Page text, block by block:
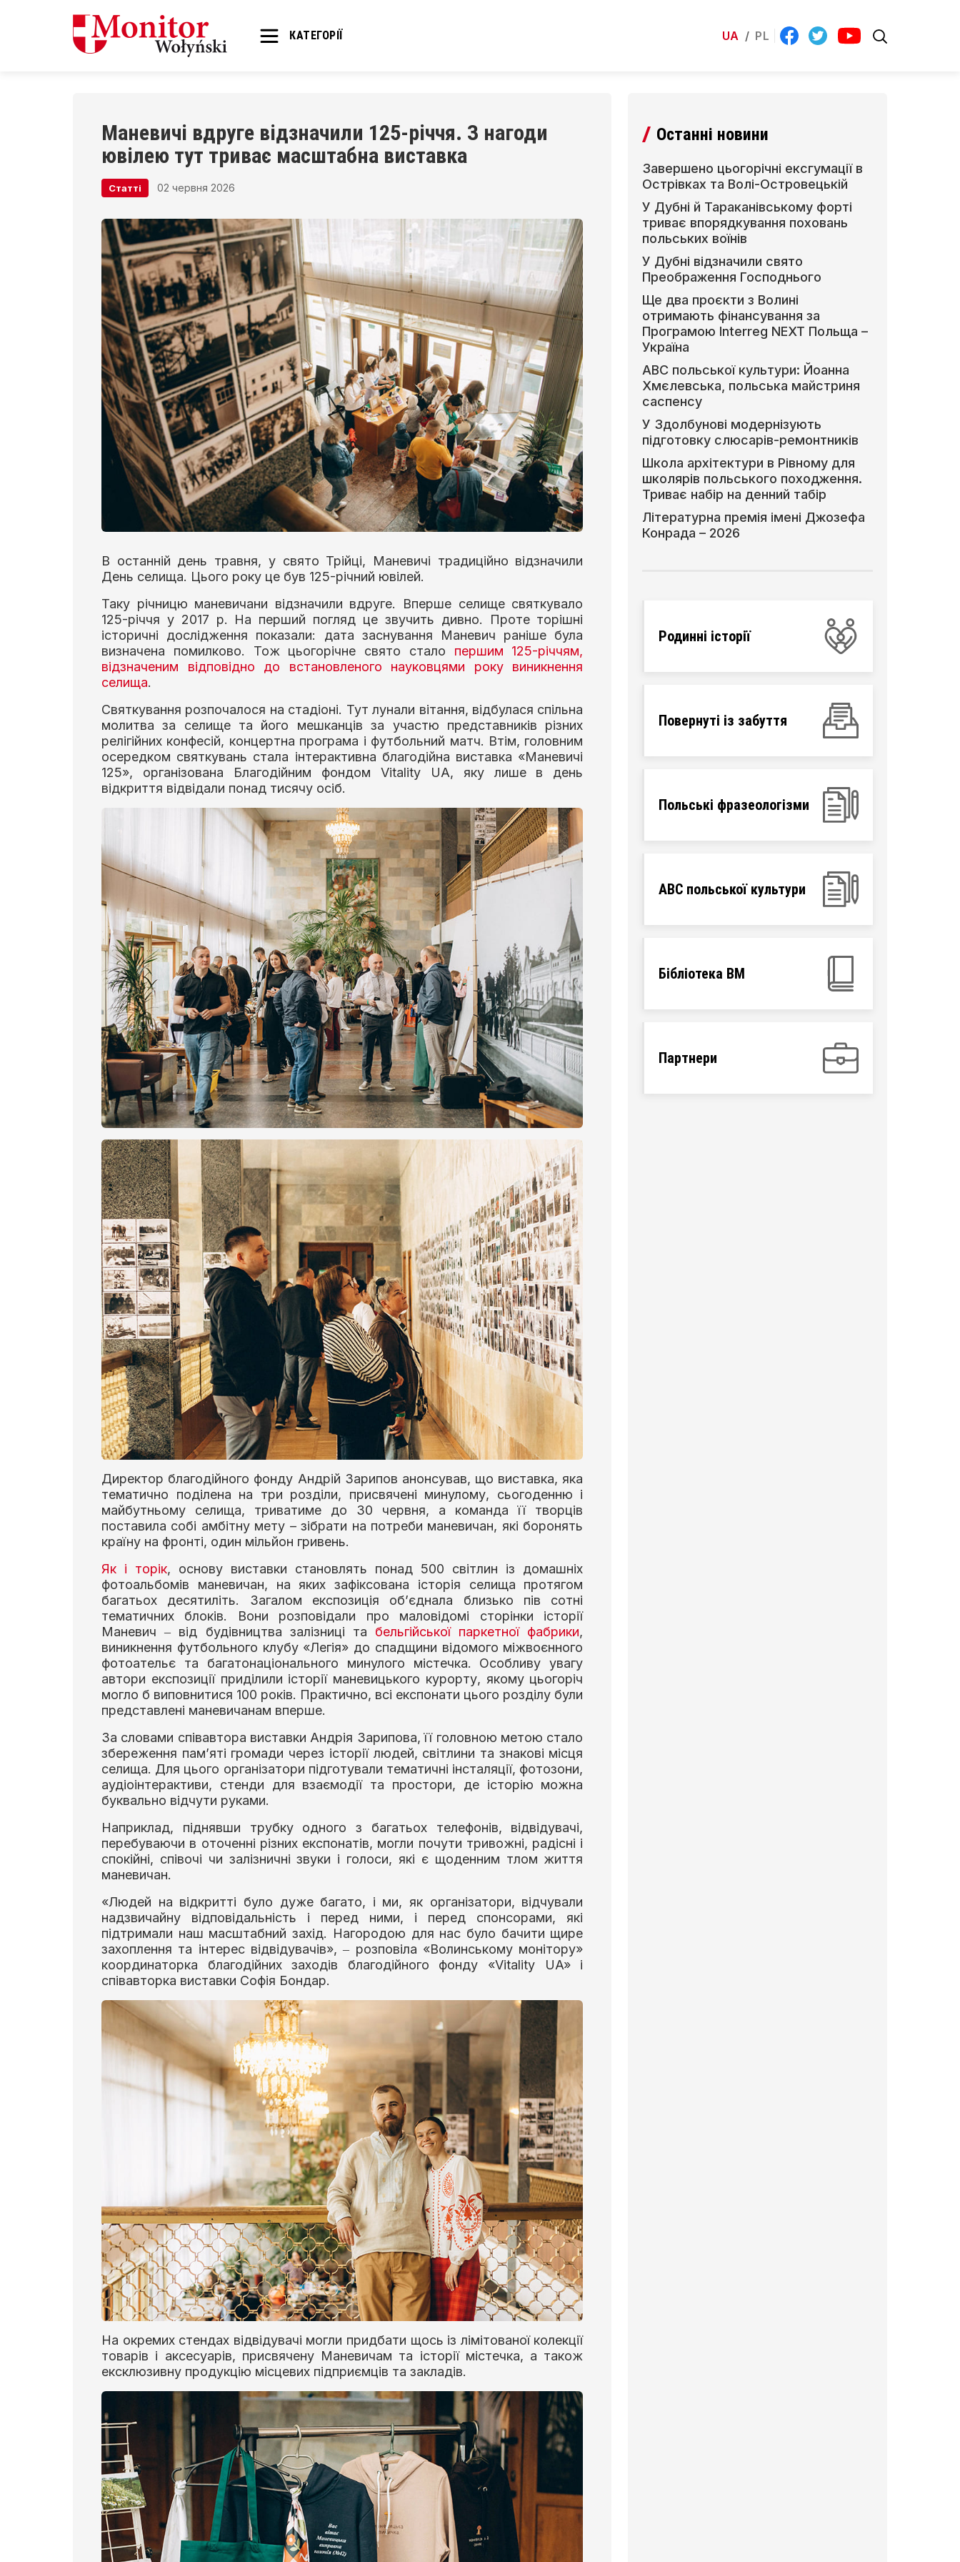
КАТЕГОРІЇ UA / PL
Маневичі вдруге відзначили 125-річчя. З нагоди
ювілею тут триває масштабна виставка
Статті 02 червня 2026
В останній день травня, у свято Трійці, Маневичі традиційно відзначили
День селища. Цього року це був 125-річний ювілей.
Таку річницю маневичани відзначили вдруге. Вперше селище святкувало
125-річчя у 2017 р. На перший погляд це звучить дивно. Проте торішні
історичні дослідження показали: дата заснування Маневич раніше була
визначена помилково. Тож цьогорічне свято стало першим 125-річчям,
відзначеним відповідно до встановленого науковцями року виникнення
селища.
Святкування розпочалося на стадіоні. Тут лунали вітання, відбулася спільна
молитва за селище та його мешканців за участю представників різних
релігійних конфесій, концертна програма і футбольний матч. Втім, головним
осередком святкувань стала інтерактивна благодійна виставка «Маневичі
125», організована Благодійним фондом Vitality UA, яку лише в день
відкриття відвідали понад тисячу осіб.
Директор благодійного фонду Андрій Зарипов анонсував, що виставка, яка
тематично поділена на три розділи, присвячені минулому, сьогоденню і
майбутньому селища, триватиме до 30 червня, а команда її творців
поставила собі амбітну мету – зібрати на потреби маневичан, які боронять
країну на фронті, один мільйон гривень.
Як і торік, основу виставки становлять понад 500 світлин із домашніх
фотоальбомів маневичан, на яких зафіксована історія селища протягом
багатьох десятиліть. Загалом експозиція об’єднала близько пів сотні
тематичних блоків. Вони розповідали про маловідомі сторінки історії
Маневич ‒ від будівництва залізниці та бельгійської паркетної фабрики,
виникнення футбольного клубу «Легія» до спадщини відомого міжвоєнного
фотоательє та багатонаціонального минулого містечка. Особливу увагу
автори експозиції приділили історії маневицького курорту, якому цьогоріч
могло б виповнитися 100 років. Практично, всі експонати цього розділу були
представлені маневичанам вперше.
За словами співавтора виставки Андрія Зарипова, її головною метою стало
збереження пам’яті громади через історії людей, світлини та знакові місця
селища. Для цього організатори підготували тематичні інсталяції, фотозони,
аудіоінтерактиви, стенди для взаємодії та простори, де історію можна
буквально відчути руками.
Наприклад, піднявши трубку одного з багатьох телефонів, відвідувачі,
перебуваючи в оточенні різних експонатів, могли почути тривожні, радісні i
спокійні, співочі чи залізничні звуки і голоси, які є щоденним тлом життя
маневичан.
«Людей на відкритті було дуже багато, і ми, як організатори, відчували
надзвичайну відповідальність і перед ними, і перед спонсорами, які
підтримали наш масштабний захід. Нагородою для нас було бачити щире
захоплення та інтерес відвідувачів», ‒ розповіла «Волинському монітору»
координаторка благодійних заходів благодійного фонду «Vitality UA» і
співавторка виставки Софія Бондар.
На окремих стендах відвідувачі могли придбати щось із лімітованої колекції
товарів і аксесуарів, присвячену Маневичам та історії містечка, а також
ексклюзивну продукцію місцевих підприємців та закладів.
Останні новини
Завершено цьогорічні ексгумації в
Острівках та Волі-Островецькій
У Дубні й Тараканівському форті
триває впорядкування поховань
польських воїнів
У Дубні відзначили свято
Преображення Господнього
Ще два проєкти з Волині
отримають фінансування за
Програмою Interreg NEXT Польща –
Україна
АВС польської культури: Йоанна
Хмєлевська, польська майстриня
саспенсу
У Здолбунові модернізують
підготовку слюсарів-ремонтників
Школа архітектури в Рівному для
школярів польського походження.
Триває набір на денний табір
Літературна премія імені Джозефа
Конрада – 2026
Родинні історії
Повернуті із забуття
Польські фразеологізми
ABC польської культури
Бібліотека ВМ
Партнери